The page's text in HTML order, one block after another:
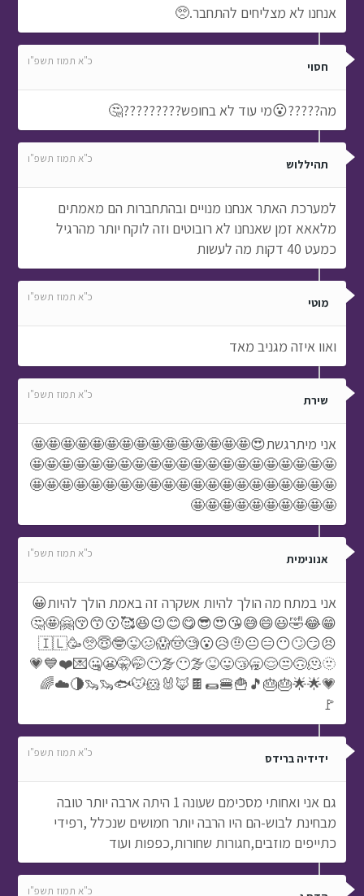
אנחנו לא מצליחים להתחבר.🥺
חסוי כ"א תמוז תשפ"ו
מה?????😮מי עוד לא בחופש?????????🤔
תהיללוש כ"א תמוז תשפ"ו
למערכת האתר אנחנו מנויים ובהתחברות הם מאמתים
מלאאא זמן שאנחנו לא רובוטים וזה לוקח יותר מהרגיל
כמעט 40 דקות מה לעשות
מוטי כ"א תמוז תשפ"ו
ואוו איזה מגניב מאד
שירת כ"א תמוז תשפ"ו
אני מיתרגשת😍🤩🤩🤩🤩🤩🤩🤩🤩🤩🤩🤩🤩🤩🤩🤩
🤩🤩🤩🤩🤩🤩🤩🤩🤩🤩🤩🤩🤩🤩🤩🤩🤩🤩🤩🤩🤩
🤩🤩🤩🤩🤩🤩🤩🤩🤩🤩🤩🤩🤩🤩🤩🤩🤩🤩🤩🤩🤩
🤩🤩🤩🤩🤩🤩🤩🤩🤩🤩
אנונימית כ"א תמוז תשפ"ו
אני במתח מה הולך להיות אשקרה זה באמת הולך להיות😀
😁😂🤣😃😄😅😘😍😎😋😊😉😆🥰😗😙😚🤗🤩🤔
😣😏🙄😶😑😐🤨😥😮🇮🇱🥳🥺😇🤓😜🥴😱🤠🧐
😝😛😴🥱😌😒🙃🫠🫥😶‍🌫️😶‍🌫️🤭🤫😬🤐💌❤️💙💗
💗🌟🌟🎂🎂🎵🍟🍔🌯🍫🦊🐰🐹🐭🐟🦦🦦🌗☁️🌈
🚩
ידידיה ברידס כ"א תמוז תשפ"ו
גם אני ואחותי מסכימם שעונה 1 היתה ארבה יותר טובה
מבחינת לבוש-הם היו הרבה יותר חמושים שנכלל ,רפידי
כתייפים מוזבים,חגורות שחורות,כפפות ועוד
כ"א תמוז תשפ"ו